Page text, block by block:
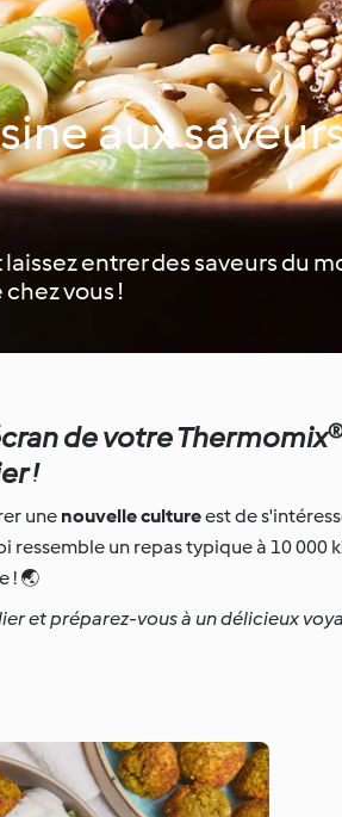
aux
entrer des saveurs du
vous !
de votre
!
une nouvelle cultureest de
ressemble un repas typique à 10
! 🌏
et préparez-vous à un délicieux